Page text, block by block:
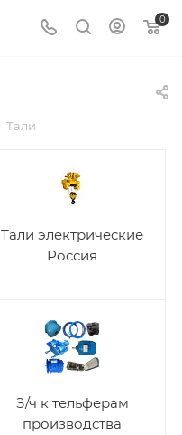
0
Тали
Тали электрические
Россия
З/ч к тельферам
производства